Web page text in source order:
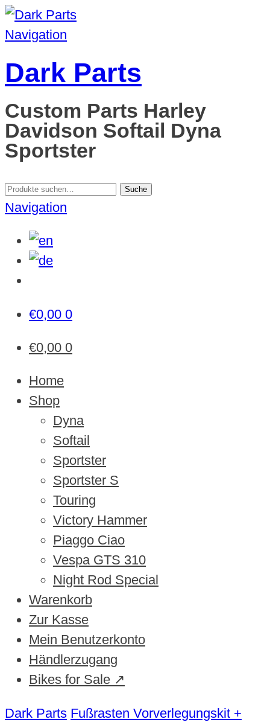
Navigation
Dark Parts
Custom Parts Harley
Davidson Softail Dyna
Sportster
Suche
nach:
Suche
Navigation
€0,00 0
€0,00 0
Home
Shop
Dyna
Softail
Sportster
Sportster S
Touring
Victory Hammer
Piaggo Ciao
Vespa GTS 310
Night Rod Special
Warenkorb
Zur Kasse
Mein Benutzerkonto
Händlerzugang
Bikes for Sale ↗
Dark Parts Fußrasten Vorverlegungskit +